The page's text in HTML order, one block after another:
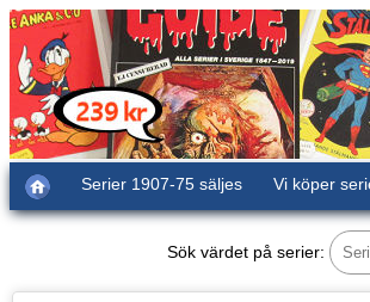
Serier 1907-75 säljes Vi köper
Sök värdet på serier: